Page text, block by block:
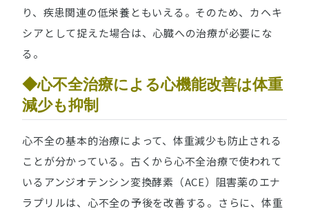
り、疾患関連の低栄養ともいえる。そのため、カヘキ
シアとして捉えた場合は、心臓への治療が必要にな
る。
◆心不全治療による心機能改善は体重
減少も抑制
心不全の基本的治療によって、体重減少も防止される
ことが分かっている。古くから心不全治療で使われて
いるアンジオテンシン変換酵素（ACE）阻害薬のエナ
ラプリルは、心不全の予後を改善する。さらに、体重